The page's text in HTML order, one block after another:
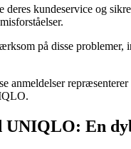
kundeservice og
på disse
anmeldelser
UNIQLO: En